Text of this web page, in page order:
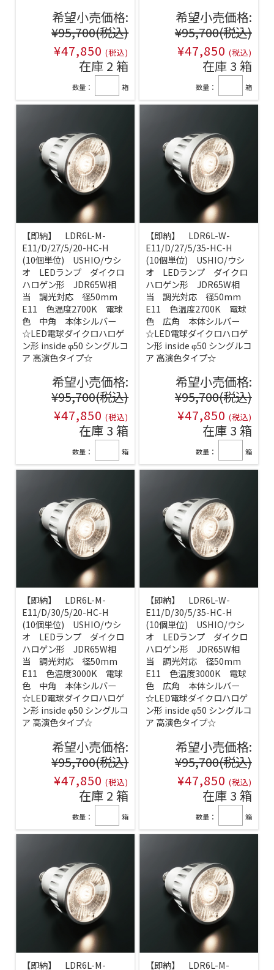
希望小売価格:
¥95,700(税込)
¥47,850 (税込)
在庫 2 箱
数量： 箱
希望小売価格:
¥95,700(税込)
¥47,850 (税込)
在庫 3 箱
数量： 箱
【即納】 LDR6L-M-
E11/D/27/5/20-HC-H
(10個単位) USHIO/ウシ
オ LEDランプ ダイクロ
ハロゲン形 JDR65W相
当 調光対応 径50mm
E11 色温度2700K 電球
色 中角 本体シルバー
☆LED電球ダイクロハロゲ
ン形 inside φ50 シングルコ
ア 高演色タイプ☆
希望小売価格:
¥95,700(税込)
¥47,850 (税込)
在庫 3 箱
数量： 箱
【即納】 LDR6L-W-
E11/D/27/5/35-HC-H
(10個単位) USHIO/ウシ
オ LEDランプ ダイクロ
ハロゲン形 JDR65W相
当 調光対応 径50mm
E11 色温度2700K 電球
色 広角 本体シルバー
☆LED電球ダイクロハロゲ
ン形 inside φ50 シングルコ
ア 高演色タイプ☆
希望小売価格:
¥95,700(税込)
¥47,850 (税込)
在庫 3 箱
数量： 箱
【即納】 LDR6L-M-
E11/D/30/5/20-HC-H
(10個単位) USHIO/ウシ
オ LEDランプ ダイクロ
ハロゲン形 JDR65W相
当 調光対応 径50mm
E11 色温度3000K 電球
色 中角 本体シルバー
☆LED電球ダイクロハロゲ
ン形 inside φ50 シングルコ
ア 高演色タイプ☆
希望小売価格:
¥95,700(税込)
¥47,850 (税込)
在庫 2 箱
数量： 箱
【即納】 LDR6L-W-
E11/D/30/5/35-HC-H
(10個単位) USHIO/ウシ
オ LEDランプ ダイクロ
ハロゲン形 JDR65W相
当 調光対応 径50mm
E11 色温度3000K 電球
色 広角 本体シルバー
☆LED電球ダイクロハロゲ
ン形 inside φ50 シングルコ
ア 高演色タイプ☆
希望小売価格:
¥95,700(税込)
¥47,850 (税込)
在庫 3 箱
数量： 箱
【即納】 LDR6L-M- 【即納】 LDR6L-M-